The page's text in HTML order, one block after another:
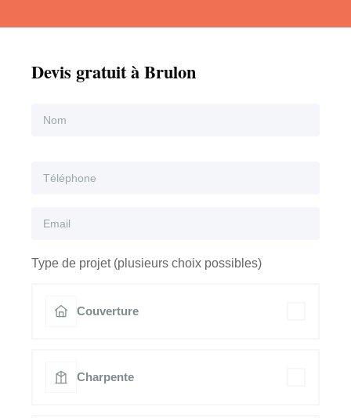
Devis gratuit à Brulon
Type de projet (plusieurs choix possibles)
Couverture
Charpente